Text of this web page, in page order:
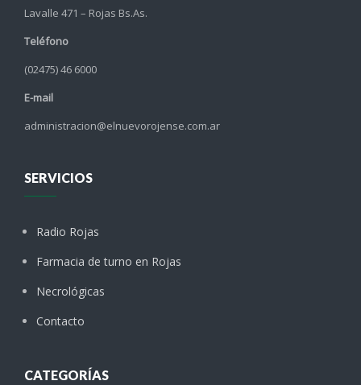
Lavalle 471 – Rojas Bs.As.
Teléfono
(02475) 46 6000
E-mail
administracion@elnuevorojense.com.ar
SERVICIOS
Radio Rojas
Farmacia de turno en Rojas
Necrológicas
Contacto
CATEGORÍAS